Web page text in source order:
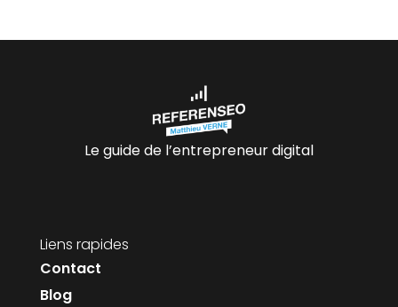
Le guide de l’entrepreneur digital
Liens rapides
Contact
Blog